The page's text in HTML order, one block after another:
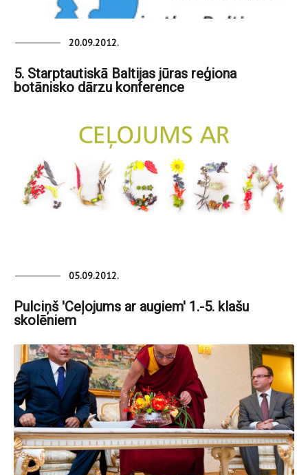
20.09.2012.
5. Starptautiskā Baltijas jūras reģiona
botānisko dārzu konference
05.09.2012.
Pulciņš 'Ceļojums ar augiem' 1.-5. klašu
skolēniem